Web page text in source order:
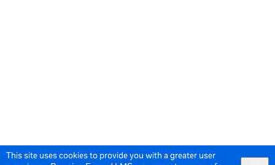
This site uses cookies to provide you with a greater user